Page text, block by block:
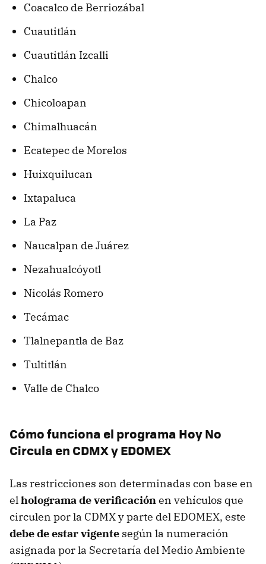
Coacalco de Berriozábal
Cuautitlán
Cuautitlán Izcalli
Chalco
Chicoloapan
Chimalhuacán
Ecatepec de Morelos
Huixquilucan
Ixtapaluca
La Paz
Naucalpan de Juárez
Nezahualcóyotl
Nicolás Romero
Tecámac
Tlalnepantla de Baz
Tultitlán
Valle de Chalco
Cómo funciona el programa Hoy No
Circula en CDMX y EDOMEX
Las restricciones son determinadas con base en
elholograma de verificaciónen vehículos que
circulen por la CDMX y parte del EDOMEX, este
debe de estar vigente según la numeración
asignada por la Secretaría del Medio Ambiente